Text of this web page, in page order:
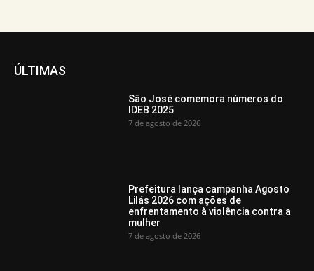
ÚLTIMAS
São José comemora números do
IDEB 2025
7 de agosto de 2026
Prefeitura lança campanha Agosto
Lilás 2026 com ações de
enfrentamento à violência contra a
mulher
7 de agosto de 2026